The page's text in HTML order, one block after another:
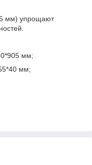
мм) упрощают
мм;
мм;